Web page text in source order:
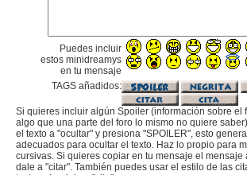
Puedes incluir
estos minidreamys
en tu mensaje
TAGS añadidos:
Si quieres incluir algún Spoiler (información sobre el
algo que una parte del foro lo mismo no quiere
el texto a "ocultar" y presiona "SPOILER", esto
adecuados para ocultar el texto. Haz lo propio para
cursivas. Si quieres copiar en tu mensaje el mensaje
dale a "citar". También puedes usar el estilo de las